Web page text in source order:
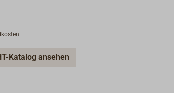
Katalog ansehen